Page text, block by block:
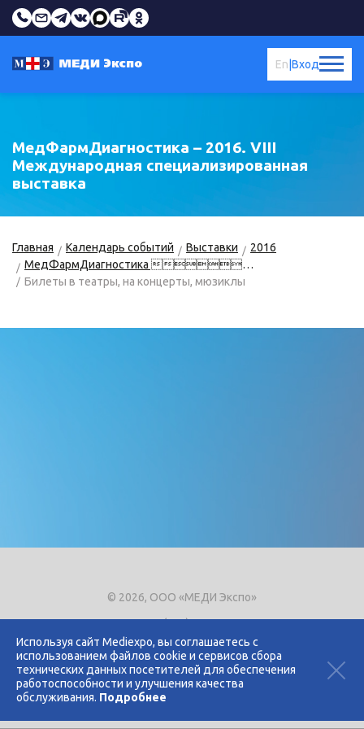
Используя сайт Mediexpo, вы соглашаетесь с
использованием файлов cookie и сервисов сбора
технических данных посетителей для обеспечения
работоспособности и улучшения качества
обслуживания. Подробнее
Вход
En
МедФармДиагностика – 2016. VIII
Международная специализированная
выставка
Главная Календарь событий Выставки
2016
МедФармДиагностика – 2016
Билеты в театры, на концерты, мюзиклы
© 2026, ООО «МЕДИ Экспо»
Тел.+7 (495) 721-8866
E-mail:expo@mediexpo.ru
Контакты
Политика использования cookies
Политика конфиденциальности